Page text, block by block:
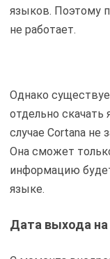
языков. Поэтому
не работает.
Однако
отдельно
случае Cortana не
Она сможет
информацию
языке.
Дата выхода на